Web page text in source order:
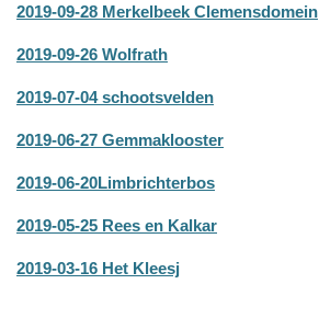
2019-09-28 Merkelbeek Clemensdomein
2019-09-26 Wolfrath
2019-07-04 schootsvelden
2019-06-27 Gemmaklooster
2019-06-20Limbrichterbos
2019-05-25 Rees en Kalkar
2019-03-16 Het Kleesj